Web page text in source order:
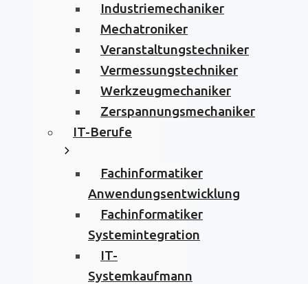
Industriemechaniker
Mechatroniker
Veranstaltungstechniker
Vermessungstechniker
Werkzeugmechaniker
Zerspannungsmechaniker
IT-Berufe
Fachinformatiker
Anwendungsentwicklung
Fachinformatiker
Systemintegration
IT-
Systemkaufmann